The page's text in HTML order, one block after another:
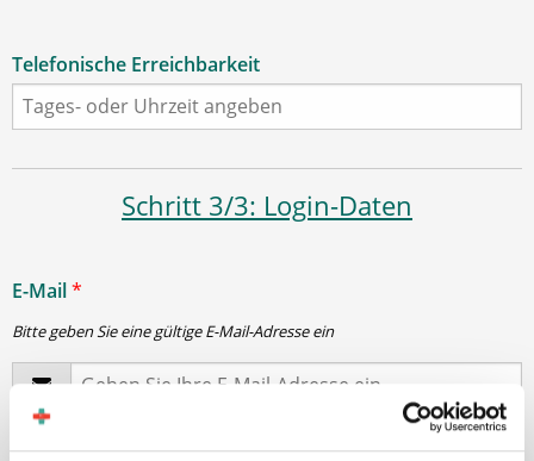
Telefonische Erreichbarkeit
Schritt 3/3: Login-Daten
E-Mail*
Bitte geben Sie eine gültige E-Mail-Adresse ein
Passwort*